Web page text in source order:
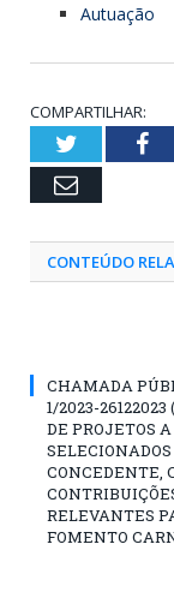
Autuação
COMPARTILHAR:
Twitter
Email
CONTEÚDO
CHAMADA
1/2023-26122023
DE PROJETOS
CONCEDENTE,
RELEVANTES
FOMENTO